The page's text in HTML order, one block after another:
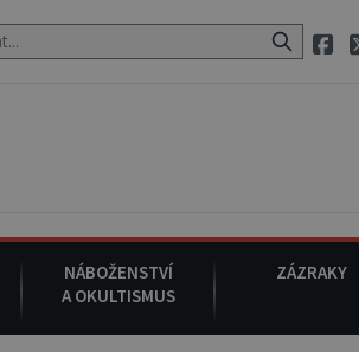
utíká zvláštní psovitá šelma, údajně
NÁBOŽENSTVÍ
A OKULTISMUS
ZÁZRAKY